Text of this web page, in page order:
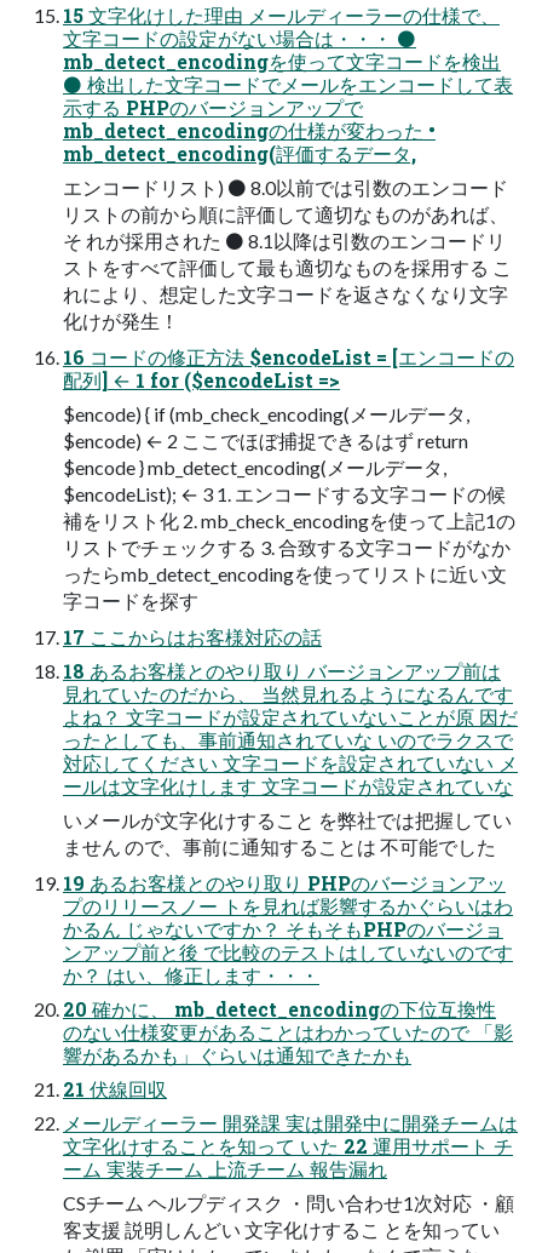
15 文字化けした理由 メールディーラーの仕様で、
文字コードの設定がない場合は・・・ ⚫
mb_detect_encodingを使って文字コードを検出
⚫ 検出した文字コードでメールをエンコードして表
示する PHPのバージョンアップで
mb_detect_encodingの仕様が変わった •
mb_detect_encoding(評価するデータ,
エンコードリスト) ⚫ 8.0以前では引数のエンコード
リストの前から順に評価して適切なものがあれば、
そ れが採用された ⚫ 8.1以降は引数のエンコードリ
ストをすべて評価して最も適切なものを採用する こ
れにより、想定した文字コードを返さなくなり文字
化けが発生！
16 コードの修正方法 $encodeList = [エンコードの
配列] ← 1 for ($encodeList =>
$encode) { if (mb_check_encoding(メールデータ,
$encode) ← 2 ここでほぼ捕捉できるはず return
$encode } mb_detect_encoding(メールデータ,
$encodeList); ← 3 1. エンコードする文字コードの候
補をリスト化 2. mb_check_encodingを使って上記1の
リストでチェックする 3. 合致する文字コードがなか
ったらmb_detect_encodingを使ってリストに近い文
字コードを探す
17 ここからはお客様対応の話
18 あるお客様とのやり取り バージョンアップ前は
見れていたのだから、 当然見れるようになるんです
よね？ 文字コードが設定されていないことが原 因だ
ったとしても、事前通知されていな いのでラクスで
対応してください 文字コードを設定されていない メ
ールは文字化けします 文字コードが設定されていな
いメールが文字化けすること を弊社では把握してい
ません ので、事前に通知することは 不可能でした
19 あるお客様とのやり取り PHPのバージョンアッ
プのリリースノー トを見れば影響するかぐらいはわ
かるん じゃないですか？ そもそもPHPのバージョ
ンアップ前と後 で比較のテストはしていないのです
か？ はい、修正します・・・
20 確かに、 mb_detect_encodingの下位互換性
のない仕様変更があることはわかっていたので 「影
響があるかも」ぐらいは通知できたかも
21 伏線回収
メールディーラー 開発課 実は開発中に開発チームは
文字化けすることを知って いた 22 運用サポート チ
ーム 実装チーム 上流チーム 報告漏れ
CSチーム ヘルプディスク ・問い合わせ1次対応 ・顧
客支援 説明しんどい 文字化けするこ とを知ってい